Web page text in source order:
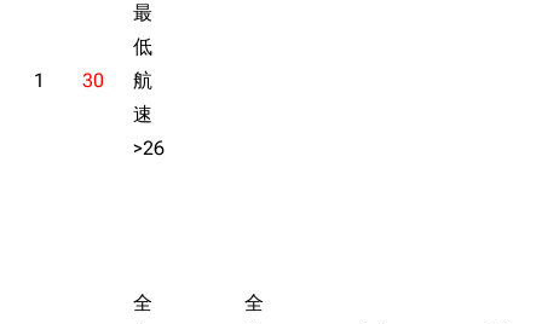
1 30
最
低
航
速
>26
全
全